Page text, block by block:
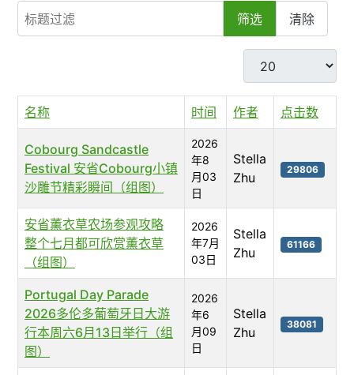
标题过滤
筛选 清除
每页显示条数
名称 时间 作者 点击数
Cobourg Sandcastle
Festival 安省Cobourg小镇
沙雕节精彩瞬间（组图）
2026
年8
月03
日
Stella
Zhu
29806
安省薰衣草农场参观攻略
整个七月都可欣赏薰衣草
（组图）
2026
年7月
03日
Stella
Zhu
61166
Portugal Day Parade
2026多伦多葡萄牙日大游
行本周六6月13日举行（组
图）
2026
年6
月09
日
Stella
Zhu
38081